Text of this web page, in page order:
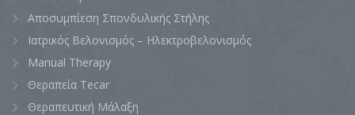
Αποσυμπίεση Σπονδυλικής Στήλης
Ιατρικός Βελονισμός – Ηλεκτροβελονισμός
Manual Therapy
Θεραπεία Tecar
Θεραπευτική Μάλαξη